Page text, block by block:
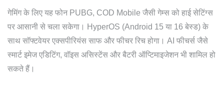
गेमिंग के लिए यह फोन PUBG, COD Mobile जैसी गेम्स को हाई सेटिंग्स
पर आसानी से चला सकेगा। HyperOS (Android 15 या 16 बेस्ड) के
साथ सॉफ्टवेयर एक्सपीरियंस साफ और फीचर रिच होगा। AI फीचर्स जैसे
स्मार्ट इमेज एडिटिंग, वॉइस असिस्टेंस और बैटरी ऑप्टिमाइजेशन भी शामिल हो
सकते हैं।